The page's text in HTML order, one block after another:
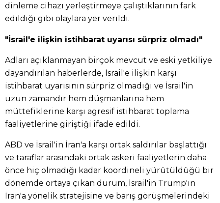
dinleme cihazı yerleştirmeye çalıştıklarının fark
edildiği gibi olaylara yer verildi.
"İsrail'e ilişkin istihbarat uyarısı sürpriz olmadı"
Adları açıklanmayan birçok mevcut ve eski yetkiliye
dayandırılan haberlerde, İsrail'e ilişkin karşı
istihbarat uyarısının sürpriz olmadığı ve İsrail'in
uzun zamandır hem düşmanlarına hem
müttefiklerine karşı agresif istihbarat toplama
faaliyetlerine giriştiği ifade edildi.
ABD ve İsrail'in İran'a karşı ortak saldırılar başlattığı
ve taraflar arasındaki ortak askeri faaliyetlerin daha
önce hiç olmadığı kadar koordineli yürütüldüğü bir
dönemde ortaya çıkan durum, İsrail'in Trump'ın
İran'a yönelik stratejisine ve barış görüşmelerindeki